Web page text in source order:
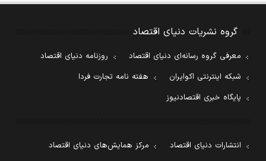
گروه نشریات دنیای اقتصاد
معرفی گروه رسانه‌ای دنیای اقتصاد
روزنامه دنیای اقتصاد
شبکه اینترنتی اکوایران
هفته نامه تجارت فردا
پایگاه خبری اقتصادنیوز
انتشارات دنیای اقتصاد
مرکز همایش‌های دنیای اقتصاد